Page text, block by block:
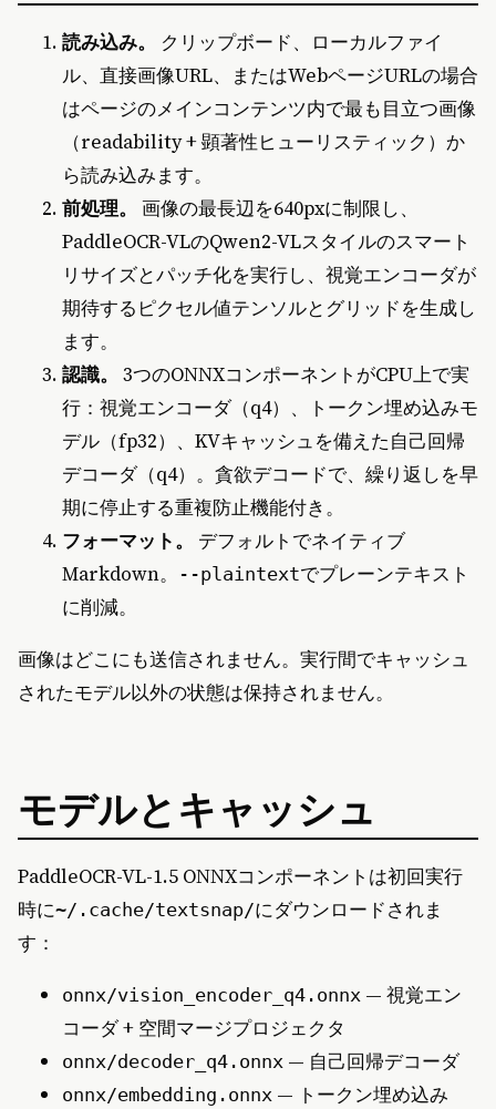
読み込み。
クリップボード、ローカルファイ
ル、直接画像URL、またはWebページURLの場合
はページのメインコンテンツ内で最も目立つ画像
（readability + 顕著性ヒューリスティック）か
ら読み込みます。
前処理。 画像の最長辺を640pxに制限し、
PaddleOCR-VLのQwen2-VLスタイルのスマート
リサイズとパッチ化を実行し、視覚エンコーダが
期待するピクセル値テンソルとグリッドを生成し
ます。
認識。 3つのONNXコンポーネントがCPU上で実
行：視覚エンコーダ（q4）、トークン埋め込みモ
デル（fp32）、KVキャッシュを備えた自己回帰
デコーダ（q4）。貪欲デコードで、繰り返しを早
期に停止する重複防止機能付き。
フォーマット。
デフォルトでネイティブ
Markdown。
--plaintextでプレーンテキスト
に削減。
画像はどこにも送信されません。実行間でキャッシュ
されたモデル以外の状態は保持されません。
モデルとキャッシュ
PaddleOCR-VL-1.5 ONNXコンポーネントは初回実行
時に~/.cache/textsnap/にダウンロードされま
す：
onnx/vision_encoder_q4.onnx — 視覚エン
コーダ + 空間マージプロジェクタ
onnx/decoder_q4.onnx — 自己回帰デコーダ
onnx/embedding.onnx — トークン埋め込み